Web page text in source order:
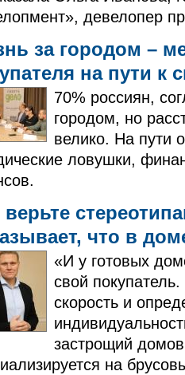
девелопер
за городом –
на пути к
70% россиян,
городом, но
велико. На пути
ловушки,
верьте
что в
«И у готовых
свой
скорость и
застрощий
на